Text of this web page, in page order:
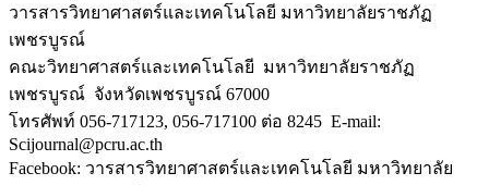
วารสารวิทยาศาสตร์และเทคโนโลยี มหาวิทยาลัยราชภัฏ
เพชรบูรณ์
คณะวิทยาศาสตร์และเทคโนโลยี มหาวิทยาลัยราชภัฏ
เพชรบูรณ์ จังหวัดเพชรบูรณ์ 67000
โทรศัพท์ 056-717123, 056-717100 ต่อ 8245 E-mail:
Scijournal@pcru.ac.th
Facebook: วารสารวิทยาศาสตร์และเทคโนโลยี มหาวิทยาลัย